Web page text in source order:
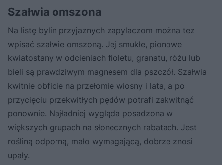
Szałwia omszona
Na listę bylin przyjaznych zapylaczom można tez
wpisać szałwie omszoną. Jej smukłe, pionowe
kwiatostany w odcieniach fioletu, granatu, różu lub
bieli są prawdziwym magnesem dla pszczół. Szałwia
kwitnie obficie na przełomie wiosny i lata, a po
przycięciu przekwitłych pędów potrafi zakwitnąć
ponownie. Najładniej wygląda posadzona w
większych grupach na słonecznych rabatach. Jest
rośliną odporną, mało wymagającą, dobrze znosi
upały.